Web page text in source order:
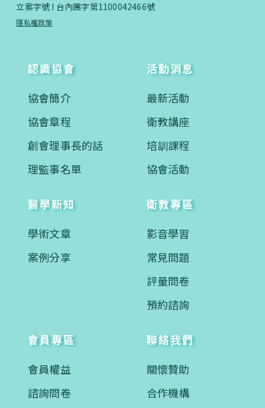
立案字號 I 台內團字第1100042466號
隱私權政策
認識協會
協會簡介
協會章程
創會理事長的話
理監事名單
活動消息
最新活動
衛教講座
培訓課程
協會活動
醫學新知
學術文章
案例分享
衛教專區
影音學習
常見問題
評量問卷
預約諮詢
會員專區
會員權益
諮詢問卷
聯絡我們
關懷贊助
合作機構